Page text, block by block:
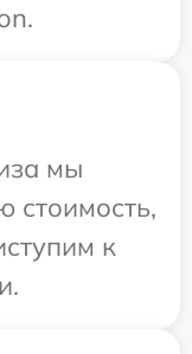
мы
стоимость,
к